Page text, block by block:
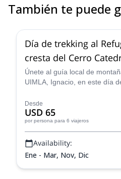
También te puede
Día de trekking al
cresta del Cerro
Únete al guía local de
UIMLA, Ignacio, en este día
Bariloche.
Desde
USD 65
por persona para 6 viajeros
Availability:
Ene - Mar, Nov, Dic